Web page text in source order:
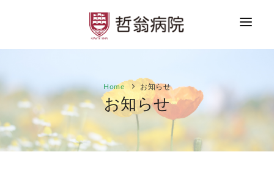
お知らせ
ご案内
患者さまへ
Home お知らせ
お知らせ